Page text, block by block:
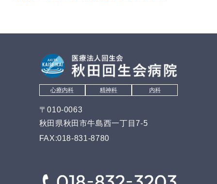
心療内科 精神科 内科
〒010-0063
秋田県秋田市牛島西一丁目7-5
FAX:018-831-8780